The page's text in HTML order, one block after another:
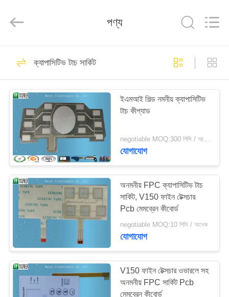
পণ্য
আমাদের
সম্পর্কে
কারখানা
ভ্রমণ
নিয়ন্ত্রণ
যোগাযোগ
করুন
Technology
Co.,
Reserved.
FPC ঝিল্লী সুইচ
ক্যাপাসিটিভ ঝিল্লী সুইচ
17
48
পণ্য
ক্যাপাসিটিভ টাচ সার্কিট
ইএমআই শিল্ড নমনীয় ক্যাপাসিটিভ
টাচ কীপ্যাড
negotiable MOQ:300 পিসি / আদেশ
যোগাযোগ
অনমনীয় FPC ক্যাপাসিটিভ টাচ
সার্কিট, V150 ফাইন টেক্সচার
Pcb মেমব্রেন কীবোর্ড
negotiable MOQ:10 পিসি / অনেক
যোগাযোগ
V150 ফাইন টেক্সচার ওভারলে সহ
অনমনীয় FPC সার্কিট Pcb
মেমব্রেন কীবোর্ড